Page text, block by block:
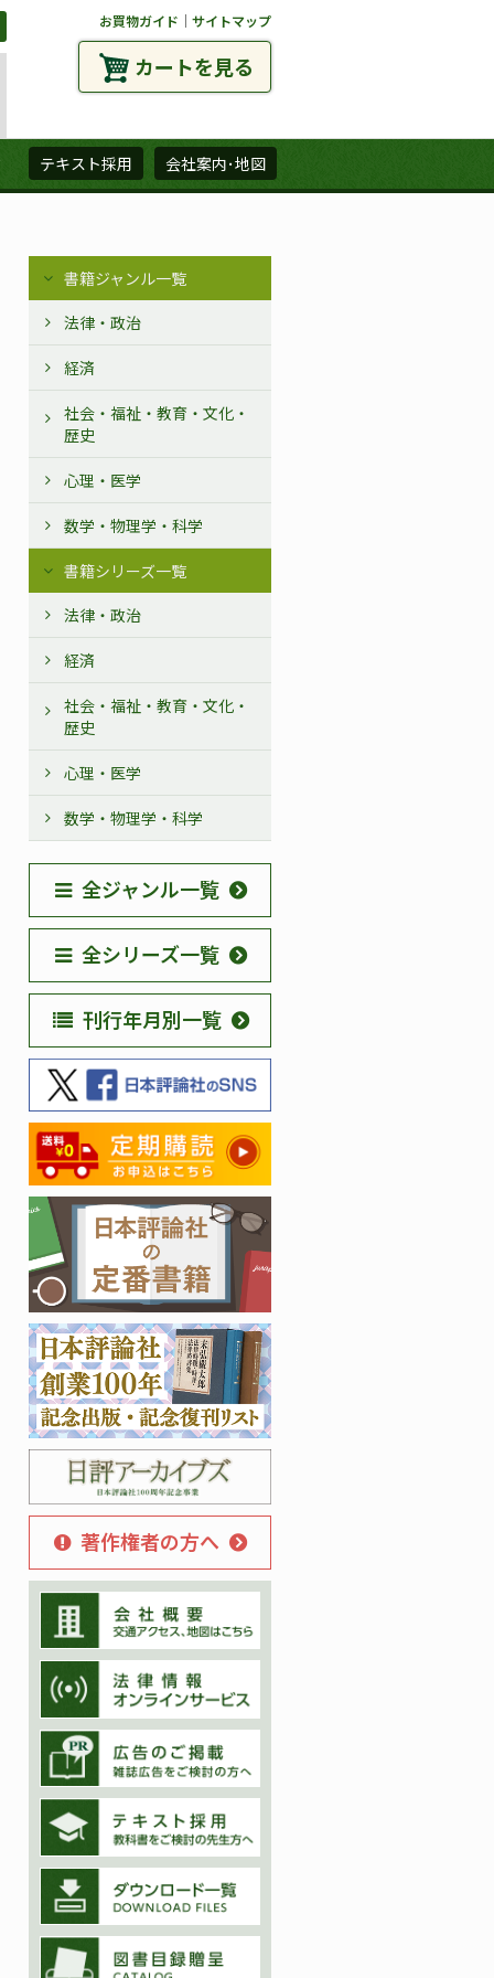
お買物ガイド ｜ サイトマップ
カートを見る
テキスト採用 会社案内･地図
書籍ジャンル一覧
法律・政治
経済
社会・福祉・教育・文化・
歴史
心理・医学
数学・物理学・科学
書籍シリーズ一覧
法律・政治
経済
社会・福祉・教育・文化・
歴史
心理・医学
数学・物理学・科学
全ジャンル一覧
全シリーズ一覧
刊行年月別一覧
著作権者の方へ